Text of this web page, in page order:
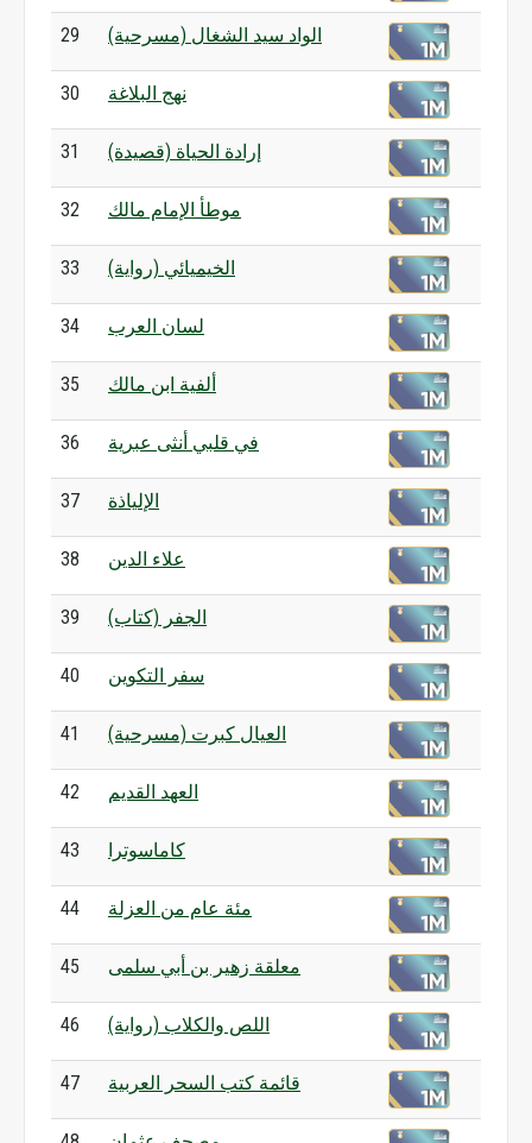
29 الواد سيد الشغال (مسرحية)
30 نهج البلاغة
31 إرادة الحياة (قصيدة)
32 موطأ الإمام مالك
33 الخيميائي (رواية)
34 لسان العرب
35 ألفية ابن مالك
36 في قلبي أنثى عبرية
37 الإلياذة
38 علاء الدين
39 الجفر (كتاب)
40 سفر التكوين
41 العيال كبرت (مسرحية)
42 العهد القديم
43 كاماسوترا
44 مئة عام من العزلة
45 معلقة زهير بن أبي سلمى
46 اللص والكلاب (رواية)
47 قائمة كتب السحر العربية